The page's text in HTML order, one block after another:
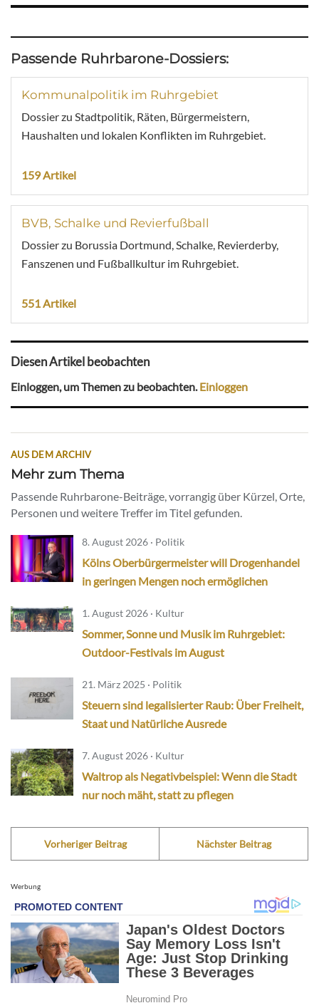
Passende Ruhrbarone-Dossiers:
Kommunalpolitik im Ruhrgebiet
Dossier zu Stadtpolitik, Räten, Bürgermeistern,
Haushalten und lokalen Konflikten im Ruhrgebiet.
159 Artikel
BVB, Schalke und Revierfußball
Dossier zu Borussia Dortmund, Schalke, Revierderby,
Fanszenen und Fußballkultur im Ruhrgebiet.
551 Artikel
Diesen Artikel beobachten
Einloggen, um Themen zu beobachten.Einloggen
AUS DEM ARCHIV
Mehr zum Thema
Passende Ruhrbarone-Beiträge, vorrangig über Kürzel, Orte,
Personen und weitere Treffer im Titel gefunden.
8. August 2026 · Politik
Kölns Oberbürgermeister will Drogenhandel
in geringen Mengen noch ermöglichen
1. August 2026 · Kultur
Sommer, Sonne und Musik im Ruhrgebiet:
Outdoor-Festivals im August
21. März 2025 · Politik
Steuern sind legalisierter Raub: Über Freiheit,
Staat und Natürliche Ausrede
7. August 2026 · Kultur
Waltrop als Negativbeispiel: Wenn die Stadt
nur noch mäht, statt zu pflegen
Vorheriger Beitrag Nächster Beitrag
Werbung